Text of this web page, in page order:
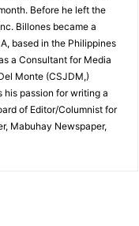
Before he left the
Billones became a
based in the Philippines
a Consultant for Media
Monte (CSJDM,)
his passion for writing a
of Editor/Columnist for
Mabuhay Newspaper,